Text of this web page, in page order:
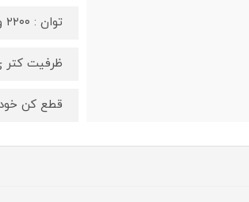
توان : ۲۲۰۰ وات
ظرفیت کتر ی: ۱.۷
قطع کن